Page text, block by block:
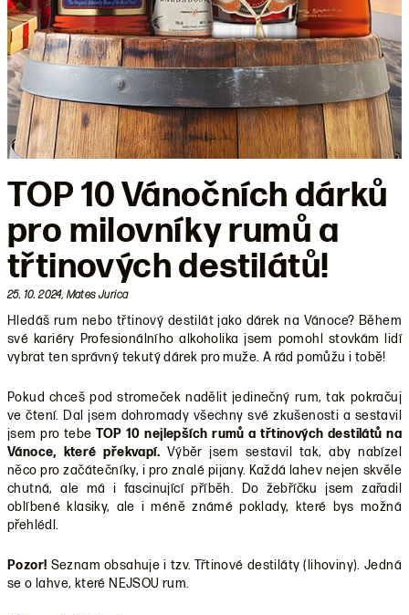
TOP 10 Vánočních dárků
pro milovníky rumů a
třtinových destilátů!
25. 10. 2024, Mates Jurica
Hledáš rum nebo třtinový destilát jako dárek na Vánoce? Během
své kariéry Profesionálního alkoholika jsem pomohl stovkám lidí
vybrat ten správný tekutý dárek pro muže. A rád pomůžu i tobě!
Pokud chceš pod stromeček nadělit jedinečný rum, tak pokračuj
ve čtení. Dal jsem dohromady všechny své zkušenosti a sestavil
jsem pro tebe TOP 10 nejlepších rumů a třtinových destilátů na
Vánoce, které překvapí.Výběr jsem sestavil tak, aby nabízel
něco pro začátečníky, i pro znalé pijany. Každá lahev nejen skvěle
chutná, ale má i fascinující příběh. Do žebříčku jsem zařadil
oblíbené klasiky, ale i méně známé poklady, které bys možná
přehlédl.
Pozor! Seznam obsahuje i tzv. Třtinové destiláty (lihoviny). Jedná
se o lahve, které NEJSOU rum.